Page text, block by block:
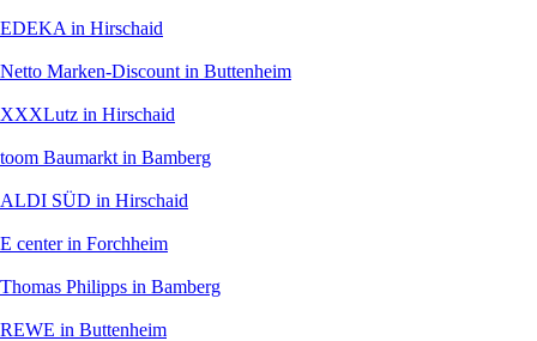
EDEKA in Hirschaid
Netto Marken-Discount in Buttenheim
XXXLutz in Hirschaid
toom Baumarkt in Bamberg
ALDI SÜD in Hirschaid
E centerin Forchheim
Thomas Philipps in Bamberg
REWE in Buttenheim